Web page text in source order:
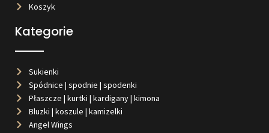
Koszyk
Kategorie
Sukienki
Spódnice | spodnie | spodenki
Płaszcze | kurtki | kardigany | kimona
Bluzki | koszule | kamizelki
Angel Wings